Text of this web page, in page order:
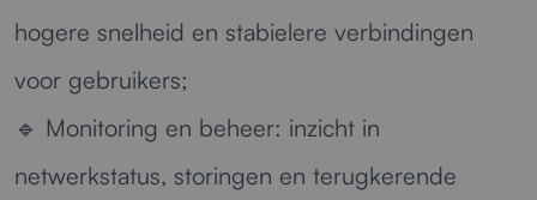
hogere snelheid en stabielere verbindingen
voor gebruikers;
🔹 Monitoring en beheer: inzicht in
netwerkstatus, storingen en terugkerende